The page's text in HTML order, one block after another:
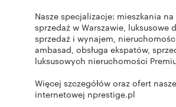
Nasze specjalizacje: mieszkania
sprzedaż w Warszawie, luksusowe
sprzedaż i wynajem,
ambasad, obsługa ekspatów,
luksusowych nieruchomości
Więcej szczegółów oraz ofert
internetowej nprestige.pl